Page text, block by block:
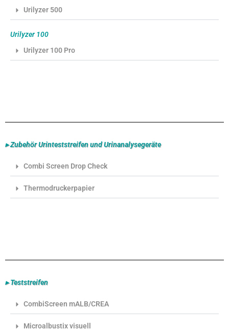
Urilyzer 500
Urilyzer 100
Urilyzer 100 Pro
▸ Zubehör Urinteststreifen und Urinanalysegeräte
Combi Screen Drop Check
Thermodruckerpapier
▸ Teststreifen
CombiScreen mALB/CREA
Microalbustix visuell